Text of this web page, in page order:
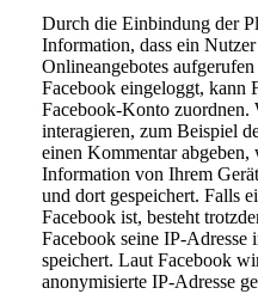
Durch die Einbindung der
Information, dass ein
Onlineangebotes
Facebook eingeloggt, kann
Facebook-Konto zuordnen.
interagieren, zum Beispiel
einen Kommentar abgeben,
Information von Ihrem
und dort gespeichert. Falls
Facebook ist, besteht
Facebook seine IP-
speichert. Laut Facebook
anonymisierte IP-Adresse